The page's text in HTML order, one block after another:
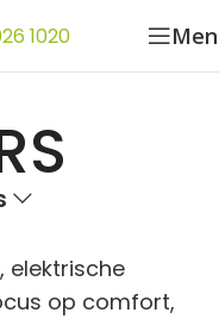
1020
elektrische
op comfort,